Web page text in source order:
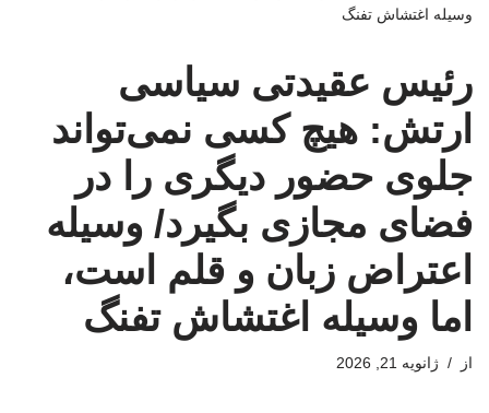
وسیله اغتشاش تفنگ
رئیس عقیدتی سیاسی
ارتش: هیچ کسی نمی‌تواند
جلوی حضور دیگری را در
فضای مجازی بگیرد/ وسیله
اعتراض زبان و قلم است،
اما وسیله اغتشاش تفنگ
از ژانویه 21, 2026